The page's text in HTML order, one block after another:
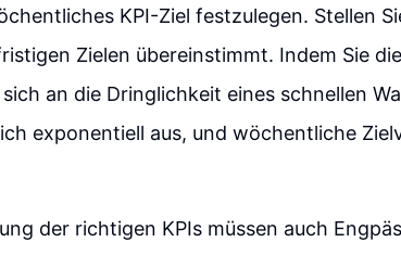
KPI-Ziel festzulegen. Stellen
Zielen übereinstimmt. Indem Sie
an die Dringlichkeit eines schnellen
exponentiell aus, und wöchentliche
der richtigen KPIs müssen auch